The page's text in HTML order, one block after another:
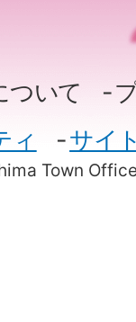
Town
ついて
ィ
サイ